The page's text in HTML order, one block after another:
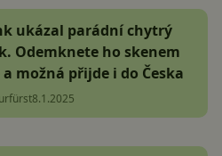
ukázal parádní chytrý
Odemknete ho skenem
možná přijde i do Česka
8.1.2025